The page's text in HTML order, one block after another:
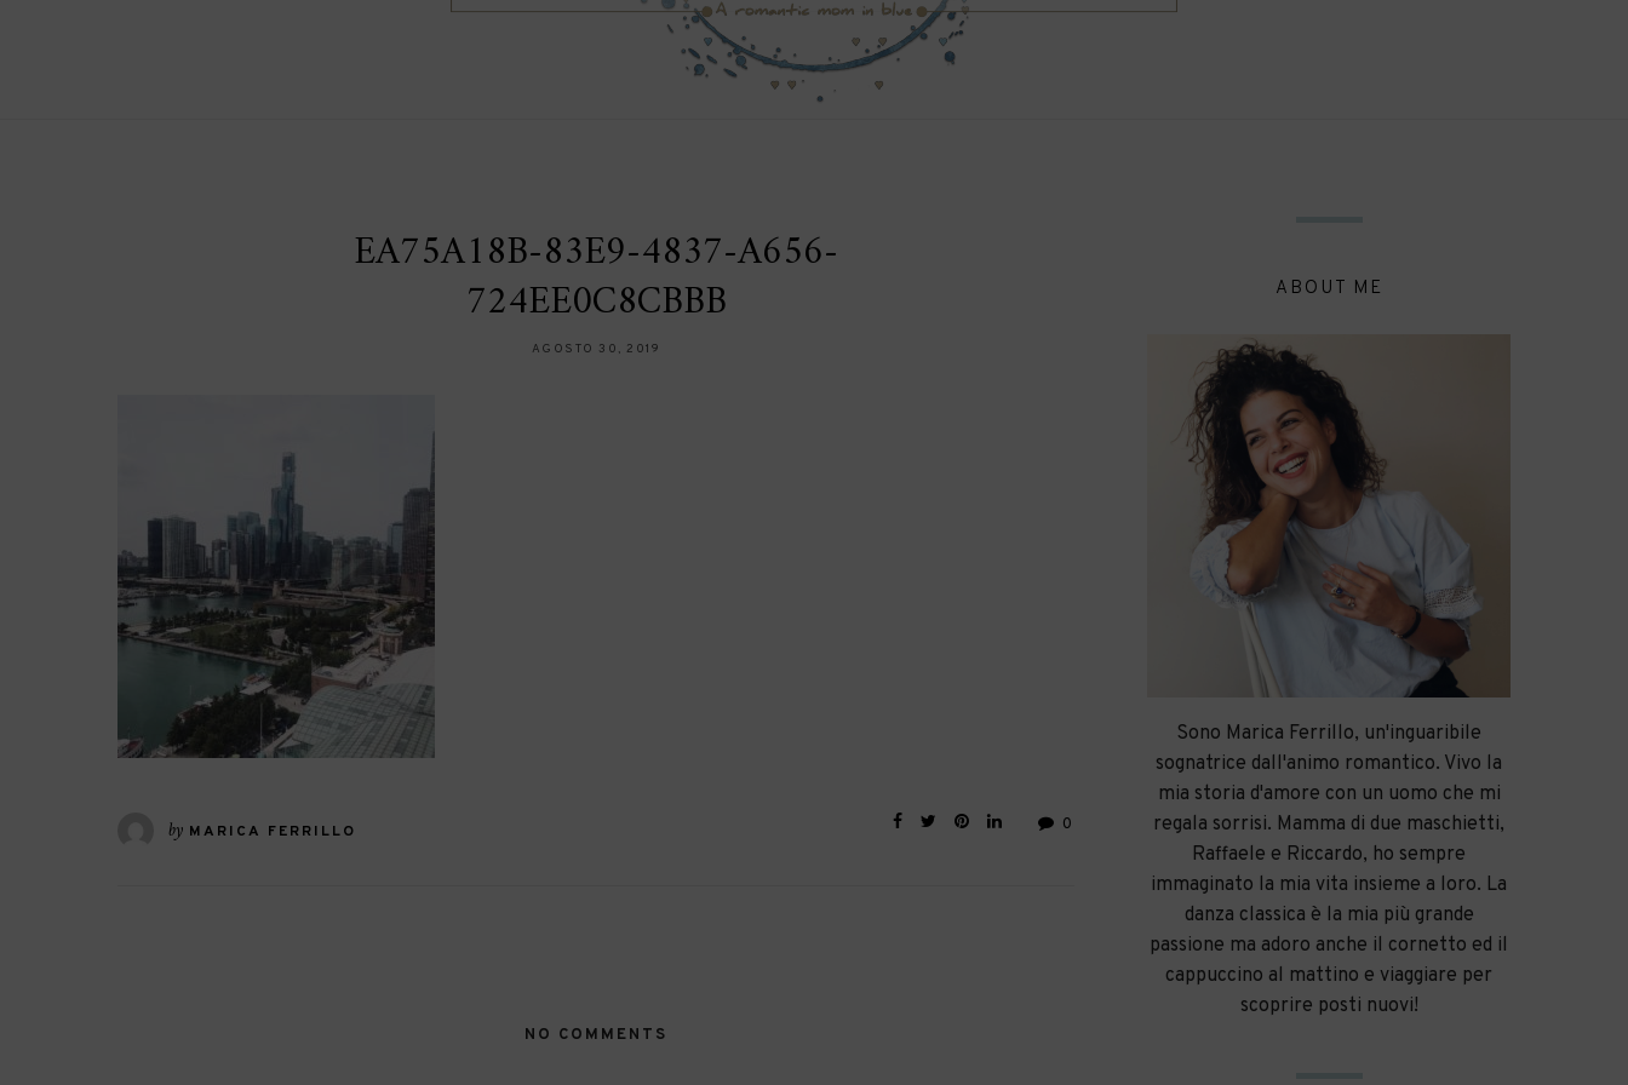
EA75A18B-83E9-4837-A656-
724EE0C8CBBB
AGOSTO 30, 2019
by MARICA FERRILLO 0
NO COMMENTS
ABOUT ME
Sono Marica Ferrillo, un'inguaribile
sognatrice dall'animo romantico. Vivo la
mia storia d'amore con un uomo che mi
regala sorrisi. Mamma di due maschietti,
Raffaele e Riccardo, ho sempre
immaginato la mia vita insieme a loro. La
danza classica è la mia più grande
passione ma adoro anche il cornetto ed il
cappuccino al mattino e viaggiare per
scoprire posti nuovi!